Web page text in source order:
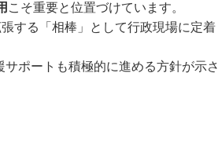
こそ重要と位置づけています。
する「相棒」として行政現場に定着
ポートも積極的に進める方針が示さ